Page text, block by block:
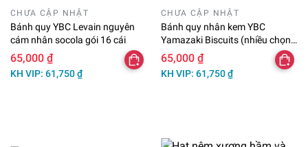
CHƯA CẬP NHẬT
Bánh quy YBC Levain nguyên
cám nhân socola gói 16 cái
65,000 ₫
KH VIP: 61,750 ₫
CHƯA CẬP NHẬT
Bánh quy nhân kem YBC
Yamazaki Biscuits (nhiều chọn
lựa)
65,000 ₫
KH VIP: 61,750 ₫